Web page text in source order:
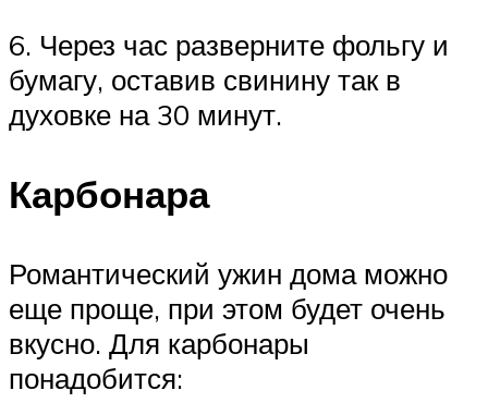
6. Через час разверните фольгу и
бумагу, оставив свинину так в
духовке на 30 минут.
Карбонара
Романтический ужин дома можно
еще проще, при этом будет очень
вкусно. Для карбонары
понадобится: